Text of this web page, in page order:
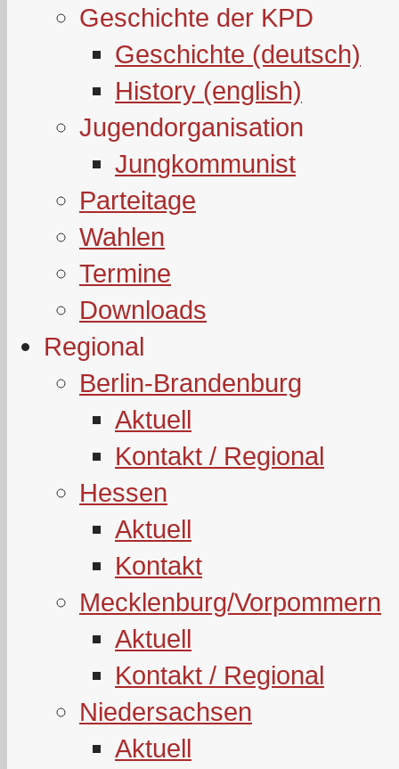
Geschichte der KPD
Geschichte (deutsch)
History (english)
Jugendorganisation
Jungkommunist
Parteitage
Wahlen
Termine
Downloads
Regional
Berlin-Brandenburg
Aktuell
Kontakt / Regional
Hessen
Aktuell
Kontakt
Mecklenburg/Vorpommern
Aktuell
Kontakt / Regional
Niedersachsen
Aktuell